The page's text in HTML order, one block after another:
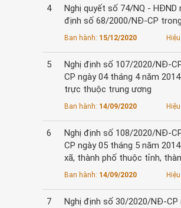
4
Nghị quyết số 74/NQ -
định số 68/2000/NĐ-CP
Ban hành: 15/12/2020
5
Nghị định số 107/2020/NĐ-
CP ngày 04 tháng 4 năm
trực thuộc trung ương
Ban hành: 14/09/2020
6
Nghị định số 108/2020/NĐ-
CP ngày 05 tháng 5 năm
xã, thành phố thuộc tỉnh,
Ban hành: 14/09/2020
7 Nghị định số 30/2020/NĐ-